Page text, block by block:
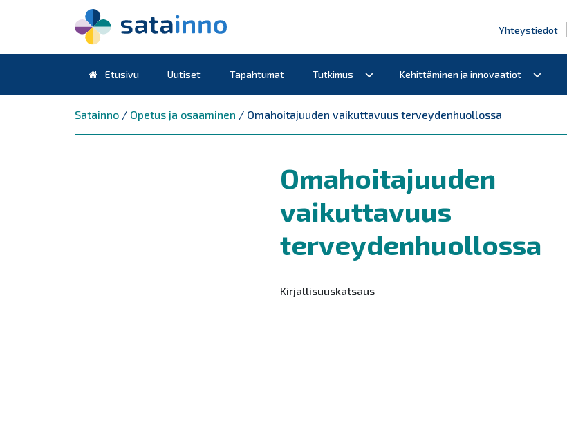
Yhteystiedot
PäävalikkoEtusivu Uutiset Tapahtumat Tutkimus Kehittäminen ja innovaatiot
Satainno/ Opetus ja osaaminen / Omahoitajuuden vaikuttavuus terveydenhuollossa
Omahoitajuuden
vaikuttavuus
terveydenhuollossa
Kirjallisuuskatsaus